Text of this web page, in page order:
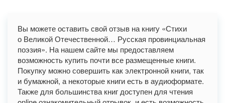
Вы можете оставить свой отзыв на книгу «Стихи
о Великой Отечественной… Русская провинциальная
поэзия». На нашем сайте мы предоставляем
возможность купить почти все размещенные книги.
Покупку можно совершить как электронной книги, так
и бумажной, а некоторые книги есть в аудиоформате.
Также для большинства книг доступен для чтения